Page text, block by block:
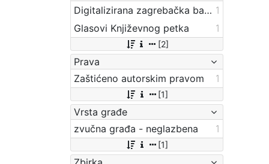
Digitalizirana zagrebačka baština 1
Glasovi Književnog petka
1
[2]
Prava
Zaštićeno autorskim pravom
1
[1]
Vrsta građe
zvučna građa - neglazbena
1
[1]